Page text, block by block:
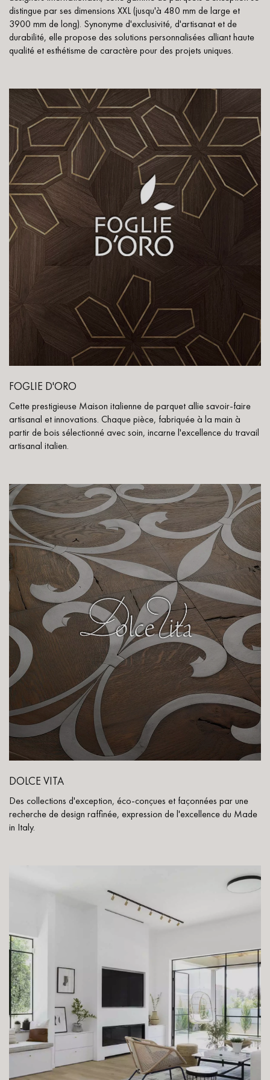
pas dans le choix et la pose de votre parquet.
Un expert Décoplus Parquets vous appelle
Demandez un rendez-vous personnalisé
Obtenez un devis gratuit !
distingue par ses dimensions XXL (jusqu'à 480 mm de large et
3900 mm de long). Synonyme d'exclusivité, d'artisanat et de
durabilité, elle propose des solutions personnalisées alliant haute
qualité et esthétisme de caractère pour des projets uniques.
FOGLIE D'ORO
Cette prestigieuse Maison italienne de parquet allie savoir-faire
artisanal et innovations. Chaque pièce, fabriquée à la main à
partir de bois sélectionné avec soin, incarne l'excellence du travail
artisanal italien.
DOLCE VITA
Des collections d'exception, éco-conçues et façonnées par une
recherche de design raffinée, expression de l'excellence du Made
in Italy.